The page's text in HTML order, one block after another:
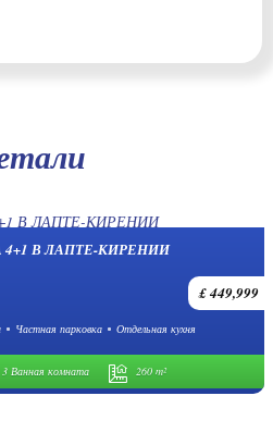
В ЛАПТЕ-КИРЕНИИ
£ 449,999
Частная парковка Отдельная кухня
3 Ванная комната 260 m²